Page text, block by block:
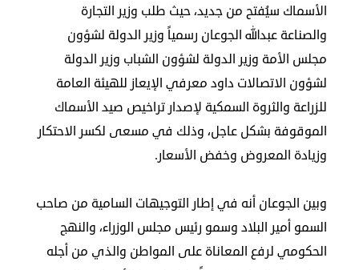
الصحفيون
المصريون
الكويت
مصريون
الأسماك سيُفتح من جديد، حيث طلب وزير التجارة
والصناعة عبدالله الجوعان رسمياً وزير الدولة لشؤون
مجلس الأمة وزير الدولة لشؤون الشباب وزير الدولة
لشؤون الاتصالات داود معرفي الإيعاز للهيئة العامة
للزراعة والثروة السمكية لإصدار تراخيص صيد الأسماك
الموقوفة بشكل عاجل، وذلك في مسعى لكسر الاحتكار
وزيادة المعروض وخفض الأسعار.
وبين الجوعان أنه في إطار التوجيهات السامية من صاحب
السمو أمير البلاد وسمو رئيس مجلس الوزراء، والنهج
الحكومي لرفع المعاناة على المواطن والذي من أجله